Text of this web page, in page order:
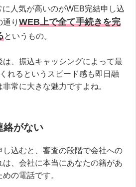
人気が高いのがWEB完結申し込
り WEB上で全て手続きを完
というもの。
は、振込キャッシングによって最
れるというスピード感も即日融
常に大きな魅力ですよね。
絡がない
込むと、審査の段階で会社への
、会社に本当にあなたの籍があ
の電話です。